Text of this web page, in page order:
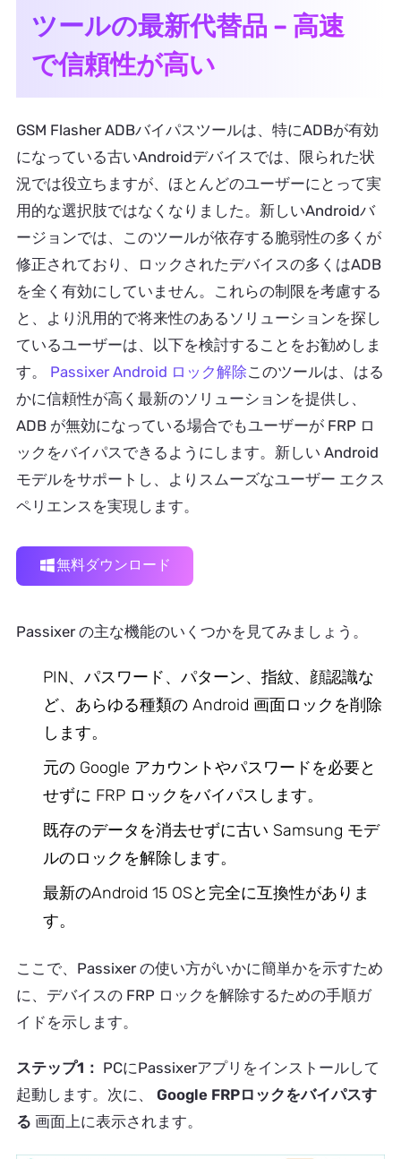
ツールの最新代替品 – 高速
で信頼性が高い
GSM Flasher ADBバイパスツールは、特にADBが有効
になっている古いAndroidデバイスでは、限られた状
況では役立ちますが、ほとんどのユーザーにとって実
用的な選択肢ではなくなりました。新しいAndroidバ
ージョンでは、このツールが依存する脆弱性の多くが
修正されており、ロックされたデバイスの多くはADB
を全く有効にしていません。これらの制限を考慮する
と、より汎用的で将来性のあるソリューションを探し
ているユーザーは、以下を検討することをお勧めしま
す。 Passixer Android ロック解除このツールは、はる
かに信頼性が高く最新のソリューションを提供し、
ADB が無効になっている場合でもユーザーが FRP ロ
ックをバイパスできるようにします。新しい Android
モデルをサポートし、よりスムーズなユーザー エクス
ペリエンスを実現します。
無料ダウンロード
Passixer の主な機能のいくつかを見てみましょう。
PIN、パスワード、パターン、指紋、顔認識な
ど、あらゆる種類の Android 画面ロックを削除
します。
元の Google アカウントやパスワードを必要と
せずに FRP ロックをバイパスします。
既存のデータを消去せずに古い Samsung モデ
ルのロックを解除します。
最新のAndroid 15 OSと完全に互換性がありま
す。
ここで、Passixer の使い方がいかに簡単かを示すため
に、デバイスの FRP ロックを解除するための手順ガ
イドを示します。
ステップ1： PCにPassixerアプリをインストールして
起動します。次に、 Google FRPロックをバイパスす
る 画面上に表示されます。